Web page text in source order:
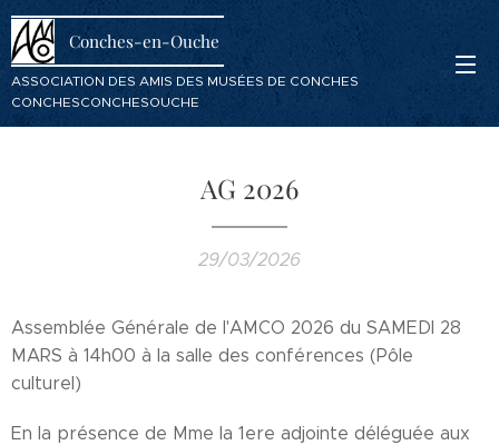
Conches-en-Ouche
ASSOCIATION DES AMIS DES MUSÉES DE CONCHES
CONCHESCONCHESOUCHE
AG 2026
29/03/2026
Assemblée Générale de l'AMCO 2026 du SAMEDI 28
MARS à 14h00 à la salle des conférences (Pôle
culturel)
En la présence de Mme la 1ere adjointe déléguée aux